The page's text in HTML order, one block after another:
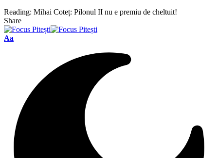
Reading: Mihai Coteț: Pilonul II nu e premiu de cheltuit!
Share
Font
Aa